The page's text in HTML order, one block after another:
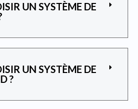
UN SYSTÈME DE
UN SYSTÈME DE
?